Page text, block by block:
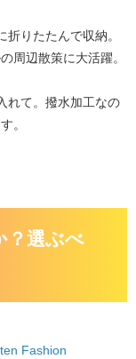
折りたたんで収納。
周辺散策に大活躍。
れて。撥水加工なの
。
？選ぶべ
Fashion